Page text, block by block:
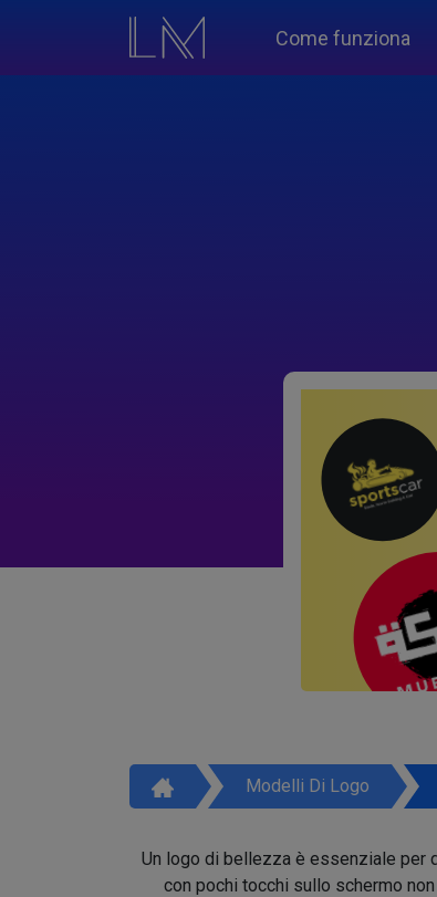
Come funziona
Modelli Di Logo
Un logo di bellezza è essenziale per
con pochi tocchi sullo schermo